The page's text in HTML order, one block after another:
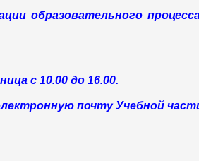
образовательного
с 10.00 до 16.00.
почту Учебной